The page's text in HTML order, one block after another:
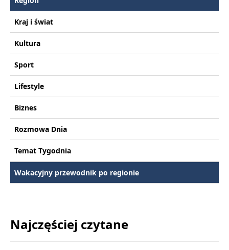
Kraj i świat
Kultura
Sport
Lifestyle
Biznes
Rozmowa Dnia
Temat Tygodnia
Wakacyjny przewodnik po regionie
Najczęściej czytane